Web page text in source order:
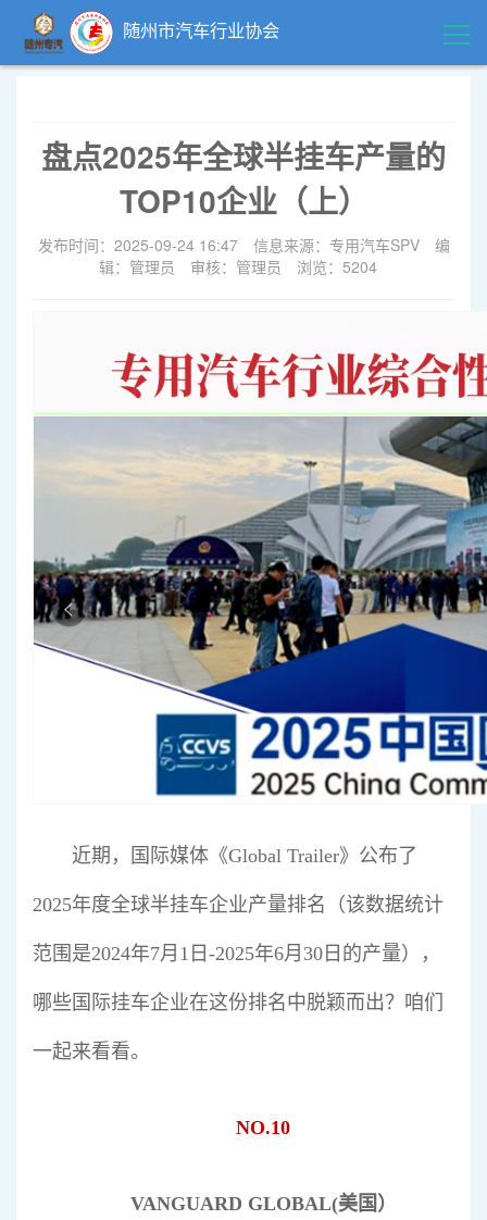
随州市汽车行业协会
领导关怀
政策法规
行业标准
专精特新
展会论坛
盘点2025年全球半挂车产量的
TOP10企业（上）
发布时间：2025-09-24 16:47 信息来源：专用汽车SPV
编
辑：管理员
审核：管理员 浏览：5204
近期，国际媒体《Global Trailer》公布了
2025年度全球半挂车企业产量排名（该数据统计
范围是2024年7月1日-2025年6月30日的产量），
哪些国际挂车企业在这份排名中脱颖而出？咱们
一起来看看。
NO.10
VANGUARD GLOBAL(美国）